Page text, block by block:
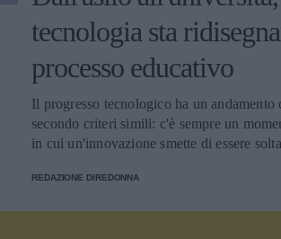
tecnologia sta
processo educativo
Il progresso tecnologico ha un andamento
secondo criteri simili: c'è sempre un
in cui un'innovazione smette di essere
REDAZIONE DIREDONNA